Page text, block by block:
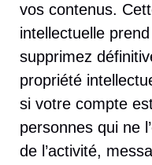
vos contenus.
intellectuelle
supprimez
propriété
si votre compte
personnes qui ne
de l’activité,